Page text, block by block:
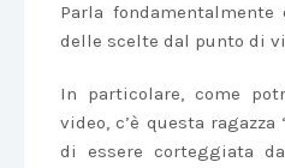
Parla
delle scelte dal punto di
In particolare, come
video, c’è questa ragazza
di essere corteggiata